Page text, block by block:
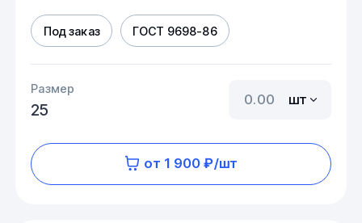
Под заказ ГОСТ 9698-86
Размер
25
шт
от 1 900 ₽/шт